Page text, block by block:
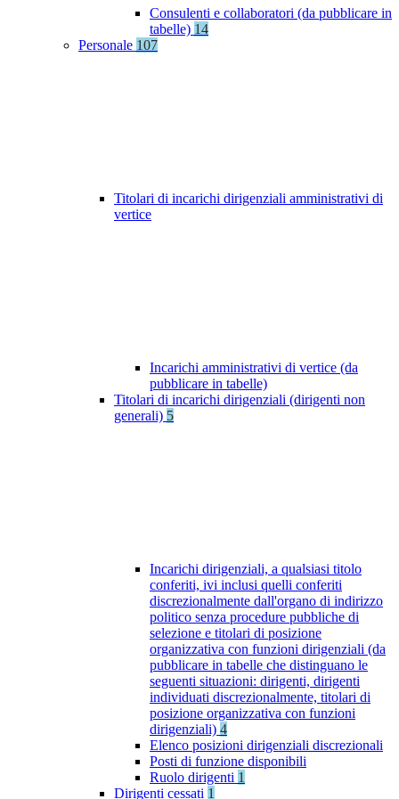
Consulenti e collaboratori (da pubblicare in
tabelle) 14
Personale 107
Titolari di incarichi dirigenziali amministrativi di
vertice
Incarichi amministrativi di vertice (da
pubblicare in tabelle)
Titolari di incarichi dirigenziali (dirigenti non
generali) 5
Incarichi dirigenziali, a qualsiasi titolo
conferiti, ivi inclusi quelli conferiti
discrezionalmente dall'organo di indirizzo
politico senza procedure pubbliche di
selezione e titolari di posizione
organizzativa con funzioni dirigenziali (da
pubblicare in tabelle che distinguano le
seguenti situazioni: dirigenti, dirigenti
individuati discrezionalmente, titolari di
posizione organizzativa con funzioni
dirigenziali) 4
Elenco posizioni dirigenziali discrezionali
Posti di funzione disponibili
Ruolo dirigenti 1
Dirigenti cessati 1